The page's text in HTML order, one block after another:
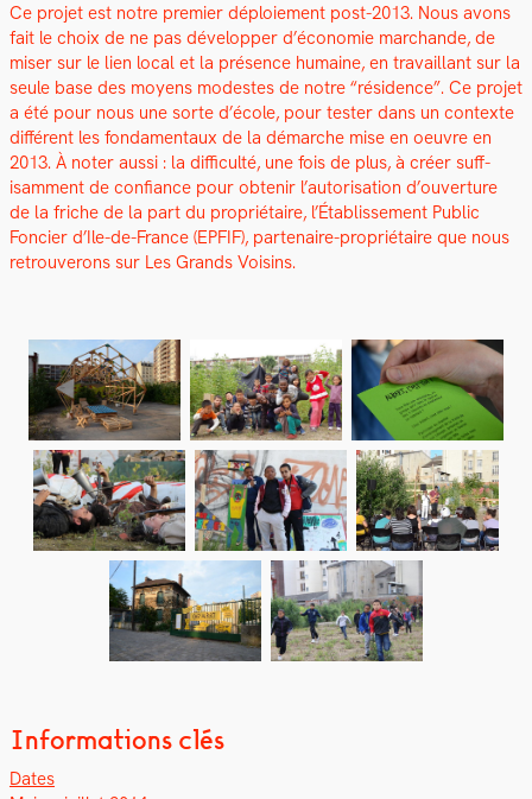
Ce pro­jet est notre pre­mier déploiement post-2013. Nous avons
fait le choix de ne pas dévelop­per d’économie marchande, de
miser sur le lien local et la présence humaine, en tra­vail­lant sur la
seule base des moyens mod­estes de notre “rési­dence”. Ce pro­jet
a été pour nous une sorte d’école, pour tester dans un con­texte
dif­férent les fon­da­men­taux de la démarche mise en oeu­vre en
2013. À not­er aus­si : la dif­fi­culté, une fois de plus, à créer suff­
isam­ment de con­fi­ance pour obtenir l’autorisation d’ouverture
de la friche de la part du pro­prié­taire, l’Étab­lisse­ment Pub­lic
Fonci­er d’Ile-de-France (EPFIF), parte­naire-pro­prié­taire que nous
retrou­verons sur Les Grands Voisins.
Informations clés
Dates